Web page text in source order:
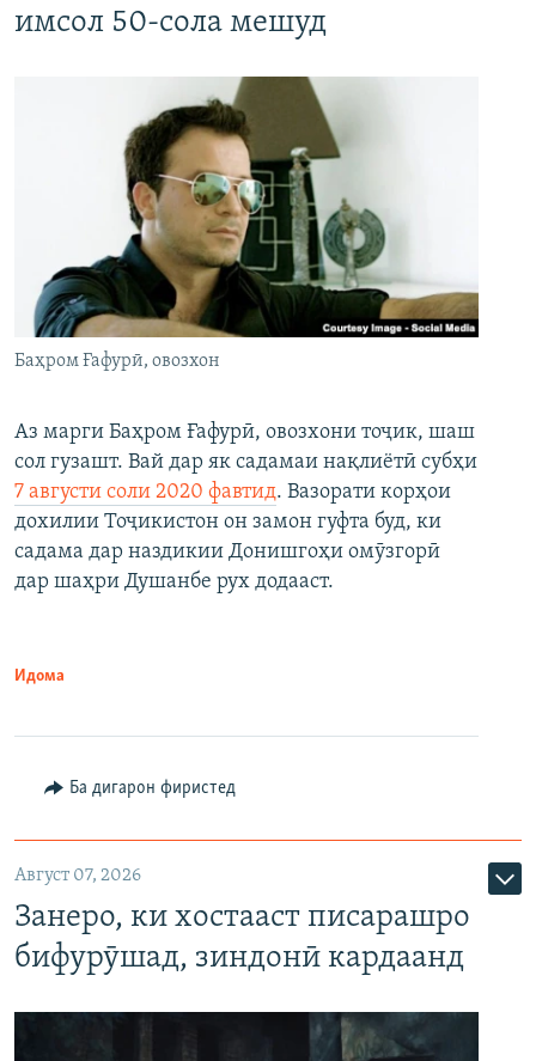
имсол 50-сола мешуд
Баҳром Ғафурӣ, овозхон
Аз марги Баҳром Ғафурӣ, овозхони тоҷик, шаш
сол гузашт. Вай дар як садамаи нақлиётӣ субҳи
7 августи соли 2020 фавтид. Вазорати корҳои
дохилии Тоҷикистон он замон гуфта буд, ки
садама дар наздикии Донишгоҳи омӯзгорӣ
дар шаҳри Душанбе рух додааст.
Идома
Ба дигарон фиристед
Август 07, 2026
Занеро, ки хостааст писарашро
бифурӯшад, зиндонӣ кардаанд